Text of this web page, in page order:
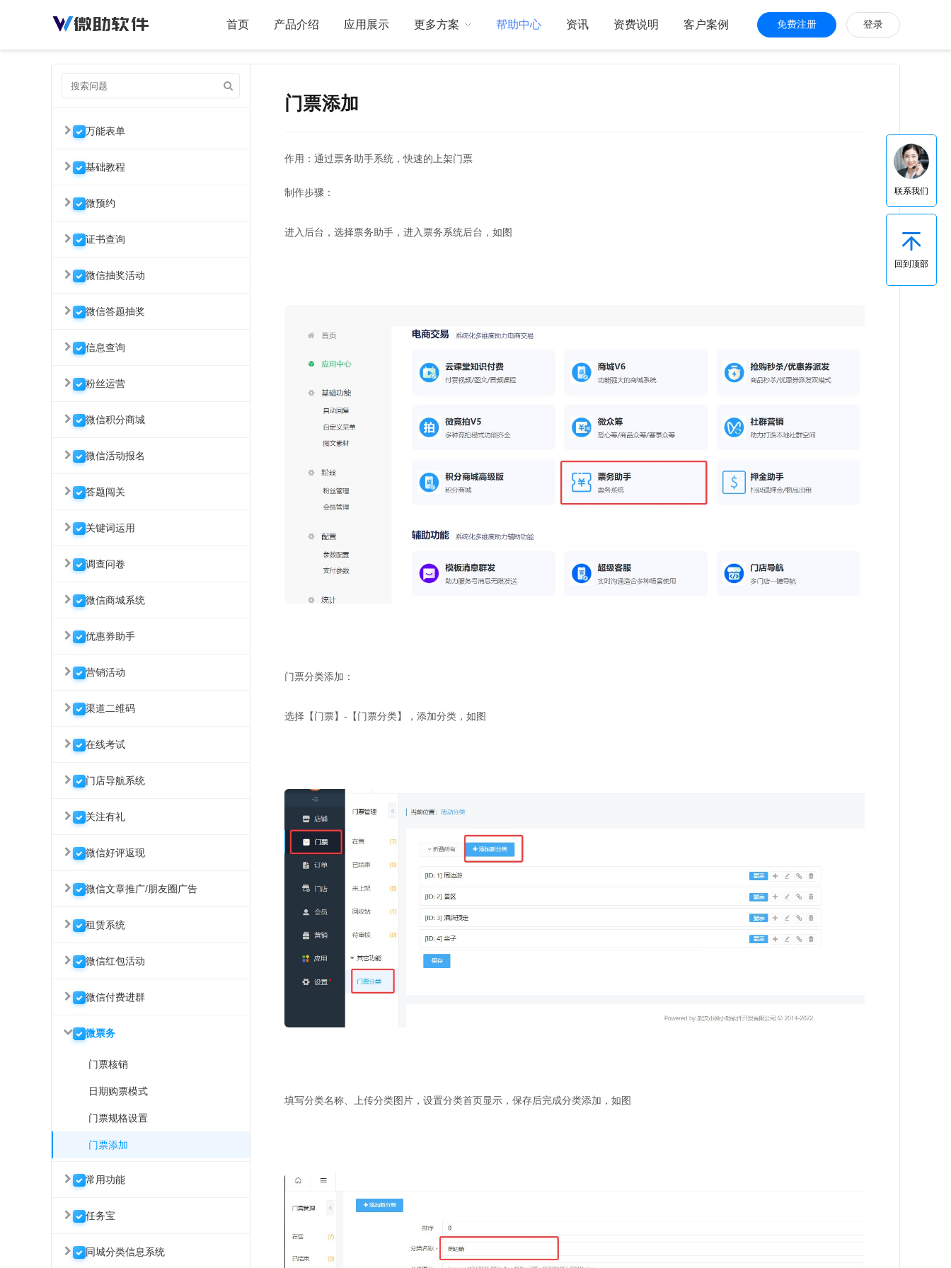
首页 产品介绍 应用展示 更多方案 帮助中心 资讯 资费说明 客户案例 免费注册 登录
万能表单
基础教程
微预约
证书查询
微信抽奖活动
微信答题抽奖
信息查询
粉丝运营
微信积分商城
微信活动报名
答题闯关
关键词运用
调查问卷
微信商城系统
优惠券助手
营销活动
渠道二维码
在线考试
门店导航系统
关注有礼
微信好评返现
微信文章推广/朋友圈广告
租赁系统
微信红包活动
微信付费进群
微票务
门票核销
日期购票模式
门票规格设置
门票添加
常用功能
任务宝
同城分类信息系统
门票添加
作用：通过票务助手系统，快速的上架门票
制作步骤：
进入后台，选择票务助手，进入票务系统后台，如图
门票分类添加：
选择【门票】-【门票分类】，添加分类，如图
填写分类名称、上传分类图片，设置分类首页显示，保存后完成分类添加，如图
联系我们
回到顶部